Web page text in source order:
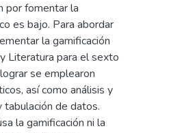
por fomentar la
es bajo. Para abordar
la gamificación
Literatura para el sexto
se emplearon
así como análisis y
de datos.
la gamificación ni la